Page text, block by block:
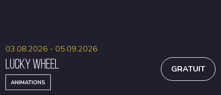
Lucky Wheel
ANIMATIONS
03.08.2026 - 05.09.2026
GRATUIT